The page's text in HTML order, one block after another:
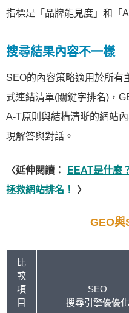
指標是「品牌能見度」和「
搜尋結果內容不一樣
SEO的內容策略適用於所有
式連結清單(關鍵字排名)，
A-T原則與結構清晰的網站
現解答與對話。
〈延伸閱讀：
EEAT是什麼
拯救網站排名！
〉
GEO與
比
較
項
目
SEO
搜尋引擎優優化